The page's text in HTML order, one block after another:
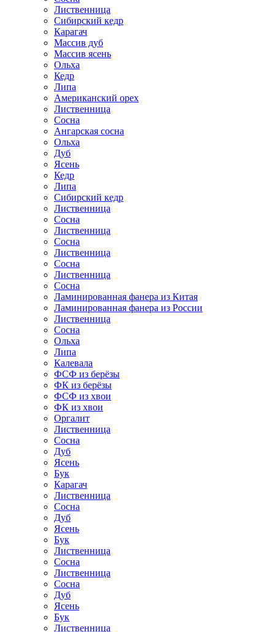
Лиственница
Сибирский кедр
Карагач
Массив дуб
Массив ясень
Ольха
Кедр
Липа
Американский орех
Лиственница
Сосна
Ангарская сосна
Ольха
Дуб
Ясень
Кедр
Липа
Сибирский кедр
Лиственница
Сосна
Лиственница
Сосна
Лиственница
Сосна
Лиственница
Сосна
Ламинированная фанера из Китая
Ламинированная фанера из России
Лиственница
Сосна
Ольха
Липа
Калевала
ФСФ из берёзы
ФК из берёзы
ФСФ из хвои
ФК из хвои
Оргалит
Лиственница
Сосна
Дуб
Ясень
Бук
Карагач
Лиственница
Сосна
Дуб
Ясень
Бук
Лиственница
Сосна
Лиственница
Сосна
Дуб
Ясень
Бук
Лиственница